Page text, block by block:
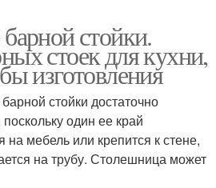
стойки.
стоек для кухни,
изготовления
стойки достаточно
один ее край
мебель или крепится к стене,
на трубу. Столешница может